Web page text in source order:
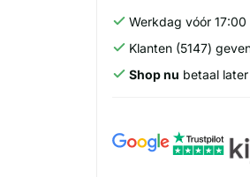
Werkdag vóór
Klanten (5147)
Shop nu betaal later